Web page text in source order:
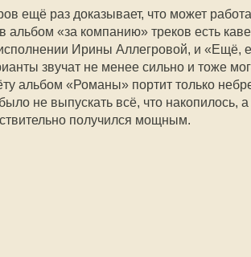
ещё раз доказывает, что может
«за компанию» треков есть
Ирины Аллегровой, и «Ещё,
звучат не менее сильно и тоже
альбом «Романы» портит только
не выпускать всё, что накопилось,
получился мощным.